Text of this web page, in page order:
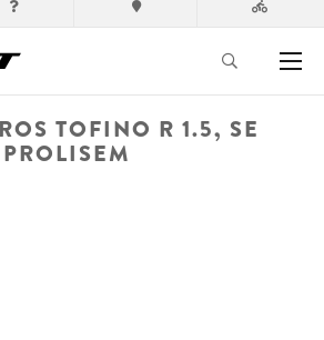
TOFINO R 1.5, SE